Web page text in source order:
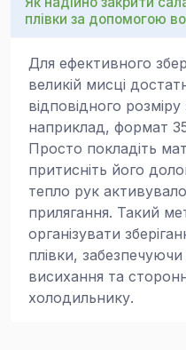
плівки за допомогою
Для ефективного
великій мисці
відповідного
наприклад, формат
Просто покладіть
притисніть його
тепло рук
прилягання. Такий
організувати
плівки,
висихання та
холодильнику.